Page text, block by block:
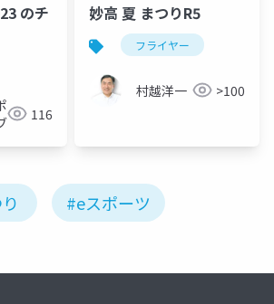
のチ
116
妙高 夏 まつりR5
フライヤー
村越洋一 >100
#eスポーツ